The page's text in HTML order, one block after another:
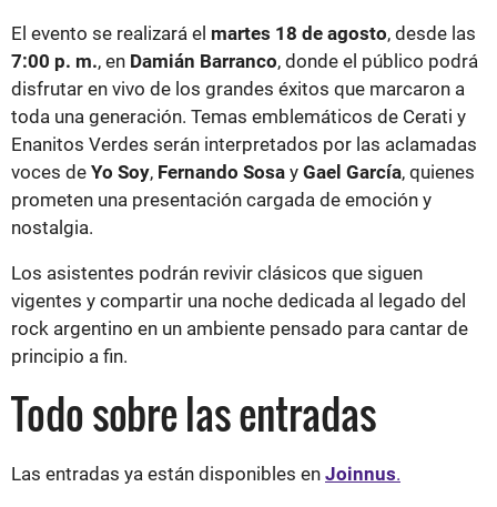
El evento se realizará el martes 18 de agosto, desde las
7:00 p. m., en Damián Barranco, donde el público podrá
disfrutar en vivo de los grandes éxitos que marcaron a
toda una generación. Temas emblemáticos de Cerati y
Enanitos Verdes serán interpretados por las aclamadas
voces de Yo Soy, Fernando Sosa y Gael García, quienes
prometen una presentación cargada de emoción y
nostalgia.
Los asistentes podrán revivir clásicos que siguen
vigentes y compartir una noche dedicada al legado del
rock argentino en un ambiente pensado para cantar de
principio a fin.
Todo sobre las entradas
Las entradas ya están disponibles en Joinnus.